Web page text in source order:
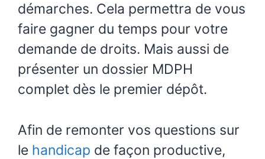
démarches. Cela permettra de vous
faire gagner du temps pour votre
demande de droits. Mais aussi de
présenter un dossier MDPH
complet dès le premier dépôt.
Afin de remonter vos questions sur
le handicap de façon productive,